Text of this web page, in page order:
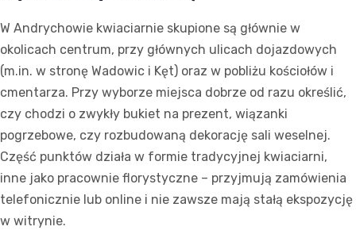
W Andrychowie kwiaciarnie skupione są głównie w
okolicach centrum, przy głównych ulicach dojazdowych
(m.in. w stronę Wadowic i Kęt) oraz w pobliżu kościołów i
cmentarza. Przy wyborze miejsca dobrze od razu określić,
czy chodzi o zwykły bukiet na prezent, wiązanki
pogrzebowe, czy rozbudowaną dekorację sali weselnej.
Część punktów działa w formie tradycyjnej kwiaciarni,
inne jako pracownie florystyczne – przyjmują zamówienia
telefonicznie lub online i nie zawsze mają stałą ekspozycję
w witrynie.